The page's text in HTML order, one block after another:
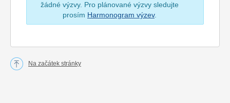
žádné výzvy. Pro plánované výzvy sledujte
prosím Harmonogram výzev.
Na začátek stránky